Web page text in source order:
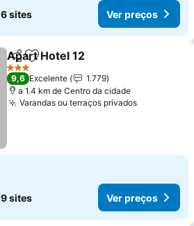
6 sites Ver preços
PartilharAdicionar aos favoritos
Apart Hotel 12
3 Estrelas
9,6 Excelente
1.779
a 1.4 km de Centro da cidade
Varandas ou terraços privadosVer preços
9 sites Ver preços